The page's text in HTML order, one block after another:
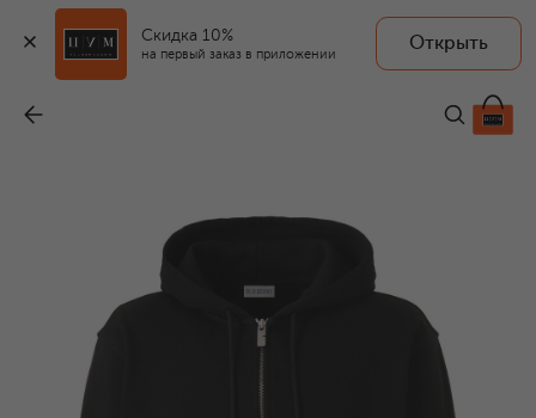
Скидка 10%
на первый заказ в приложении
Открыть
99 350 ₽